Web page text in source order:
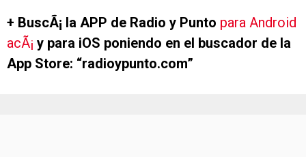
+ BuscÃ¡ la APP de Radio y Punto para Android
acÃ¡ y para iOS poniendo en el buscador de la
App Store: “radioypunto.com”